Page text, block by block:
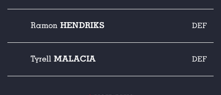
Ramon HENDRIKS DEF
Tyrell MALACIA DEF